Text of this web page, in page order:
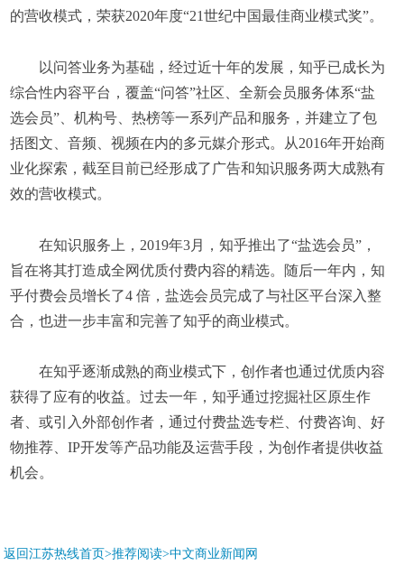
的营收模式，荣获2020年度“21世纪中国最佳商业模式奖”。
以问答业务为基础，经过近十年的发展，知乎已成长为
综合性内容平台，覆盖“问答”社区、全新会员服务体系“盐
选会员”、机构号、热榜等一系列产品和服务，并建立了包
括图文、音频、视频在内的多元媒介形式。从2016年开始商
业化探索，截至目前已经形成了广告和知识服务两大成熟有
效的营收模式。
在知识服务上，2019年3月，知乎推出了“盐选会员”，
旨在将其打造成全网优质付费内容的精选。随后一年内，知
乎付费会员增长了4 倍，盐选会员完成了与社区平台深入整
合，也进一步丰富和完善了知乎的商业模式。
在知乎逐渐成熟的商业模式下，创作者也通过优质内容
获得了应有的收益。过去一年，知乎通过挖掘社区原生作
者、或引入外部创作者，通过付费盐选专栏、付费咨询、好
物推荐、IP开发等产品功能及运营手段，为创作者提供收益
机会。
返回江苏热线首页>推荐阅读>中文商业新闻网